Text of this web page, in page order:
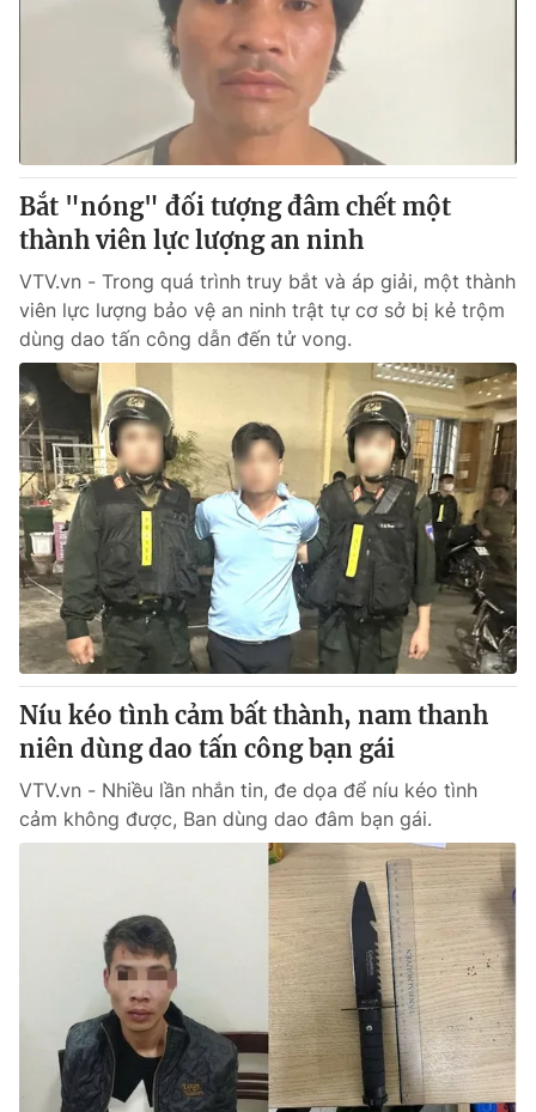
Bắt "nóng" đối tượng đâm chết một
thành viên lực lượng an ninh
VTV.vn - Trong quá trình truy bắt và áp giải, một thành
viên lực lượng bảo vệ an ninh trật tự cơ sở bị kẻ trộm
dùng dao tấn công dẫn đến tử vong.
Níu kéo tình cảm bất thành, nam thanh
niên dùng dao tấn công bạn gái
VTV.vn - Nhiều lần nhắn tin, đe dọa để níu kéo tình
cảm không được, Ban dùng dao đâm bạn gái.